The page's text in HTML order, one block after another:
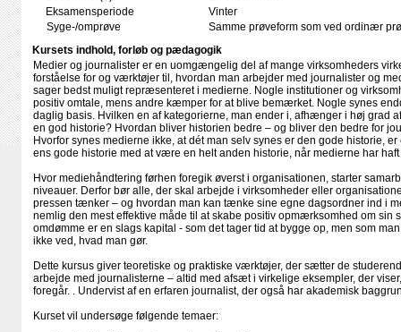
Eksamensperiode
Vinter
Syge-/omprøve
Samme prøveform som ved ordinær
Kursets indhold, forløb og pædagogik
Medier og journalister er en uomgængelig del af mange virksomheders
forståelse for og værktøjer til, hvordan man arbejder med journalister og
sager bedst muligt repræsenteret i medierne. Nogle institutioner og
positiv omtale, mens andre kæmper for at blive bemærket. Nogle synes
daglig basis. Hvilken en af kategorierne, man ender i, afhænger i høj grad
en god historie? Hvordan bliver historien bedre – og bliver den bedre for
Hvorfor synes medierne ikke, at dét man selv synes er den gode historie,
ens gode historie med at være en helt anden historie, når medierne har
Hvor mediehåndtering førhen foregik øverst i organisationen, starter
niveauer. Derfor bør alle, der skal arbejde i virksomheder eller
pressen tænker – og hvordan man kan tænke sine egne dagsordner ind i
nemlig den mest effektive måde til at skabe positiv opmærksomhed om sin
omdømme er en slags kapital - som det tager tid at bygge op, men som
ikke ved, hvad man gør.
Dette kursus giver teoretiske og praktiske værktøjer, der sætter de
arbejde med journalisterne – altid med afsæt i virkelige eksempler, der
foregår. . Undervist af en erfaren journalist, der også har akademisk
Kurset vil undersøge følgende temaer: